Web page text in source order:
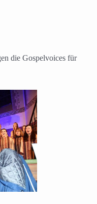
die Gospelvoices für